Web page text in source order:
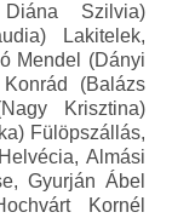
Szilvia)
Lakitelek,
Mendel (Dányi
(Balázs
Krisztina)
Fülöpszállás,
Almási
Gyurján Ábel
Kornél